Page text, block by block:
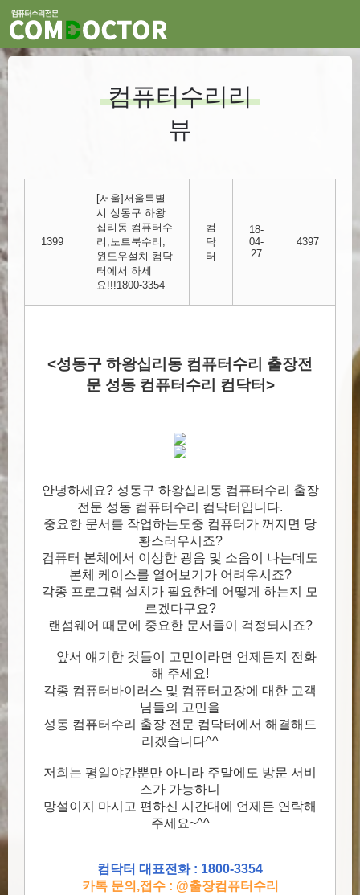
컴퓨터수리리
뷰
1399
[서울]서울특별
시 성동구 하왕
십리동 컴퓨터수
리,노트북수리,
윈도우설치 컴닥
터에서 하세
요!!!1800-3354
컴
닥
터
18-
04-
27
4397
<성동구 하왕십리동 컴퓨터수리 출장전
문 성동 컴퓨터수리 컴닥터>
안녕하세요? 성동구 하왕십리동 컴퓨터수리 출장
전문 성동 컴퓨터수리 컴닥터입니다.
중요한 문서를 작업하는도중 컴퓨터가 꺼지면 당
황스러우시죠?
컴퓨터 본체에서 이상한 굉음 및 소음이 나는데도
본체 케이스를 열어보기가 어려우시죠?
각종 프로그램 설치가 필요한데 어떻게 하는지 모
르겠다구요?
랜섬웨어 때문에 중요한 문서들이 걱정되시죠?
앞서 얘기한 것들이 고민이라면 언제든지 전화
해 주세요!
각종 컴퓨터바이러스 및 컴퓨터고장에 대한 고객
님들의 고민을
성동 컴퓨터수리 출장 전문 컴닥터에서 해결해드
리겠습니다^^
저희는 평일야간뿐만 아니라 주말에도 방문 서비
스가 가능하니
망설이지 마시고 편하신 시간대에 언제든 연락해
주세요~^^
컴닥터 대표전화 : 1800-3354
카톡 문의,접수 : @출장컴퓨터수리